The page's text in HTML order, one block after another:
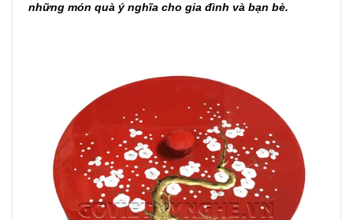
những món quà ý nghĩa cho gia đình và bạn bè.